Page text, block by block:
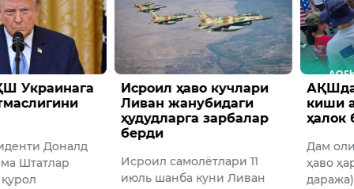
кучлари
зарбалар
11
куни Ливан
АҚШда камида 25
киши аномал иссиқдан
ҳалок бўлди
ҳаво ҳарорати 100F (38
даража)дан юқори
17:52 /